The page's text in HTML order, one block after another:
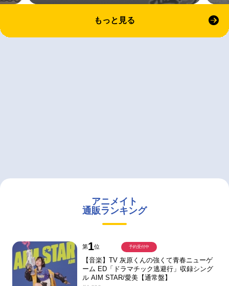
もっと見る
アニメイト
通販ランキング
第1位
【音楽】TV 灰原くんの強くて青春ニューゲ
ーム ED「ドラマチック逃避行」収録シング
ル AIM STAR/愛美【通常盤】
予約受付中